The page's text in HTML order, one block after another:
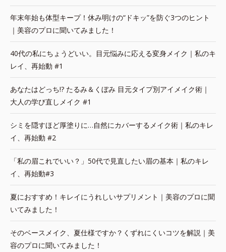
年末年始も体型キープ！休み明けの“ドキッ”を防ぐ3つのヒント
｜美容のプロに聞いてみました！
40代の私にちょうどいい。目元悩みに応える変身メイク｜私のキ
レイ、再始動 #1
あなたはどっち!? たるみ＆くぼみ 目元タイプ別アイメイク術｜
大人の学び直しメイク #1
シミを隠すほど厚塗りに…自然にカバーするメイク術｜私のキレ
イ、再始動 #2
「私の眉これでいい？」50代で見直したい眉の基本｜私のキレ
イ、再始動#3
夏におすすめ！キレイにうれしいサプリメント｜美容のプロに聞
いてみました！
そのベースメイク、夏仕様ですか？くずれにくいコツを解説｜美
容のプロに聞いてみました！